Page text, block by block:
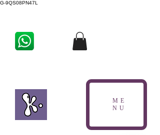
G-9QS08PN47L
ME
NU